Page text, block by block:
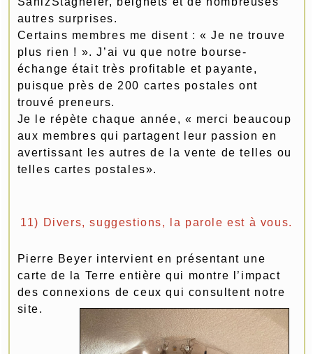
autres surprises.
Certains membres me disent : « Je ne trouve
plus rien ! ». J’ai vu que notre bourse-
échange était très profitable et payante,
puisque près de 200 cartes postales ont
trouvé preneurs.
Je le répète chaque année, « merci beaucoup
aux membres qui partagent leur passion en
avertissant les autres de la vente de telles ou
telles cartes postales».
11) Divers, suggestions, la parole est à vous.
Pierre Beyer intervient en présentant une
carte de la Terre entière qui montre l’impact
des connexions de ceux qui consultent notre
site.